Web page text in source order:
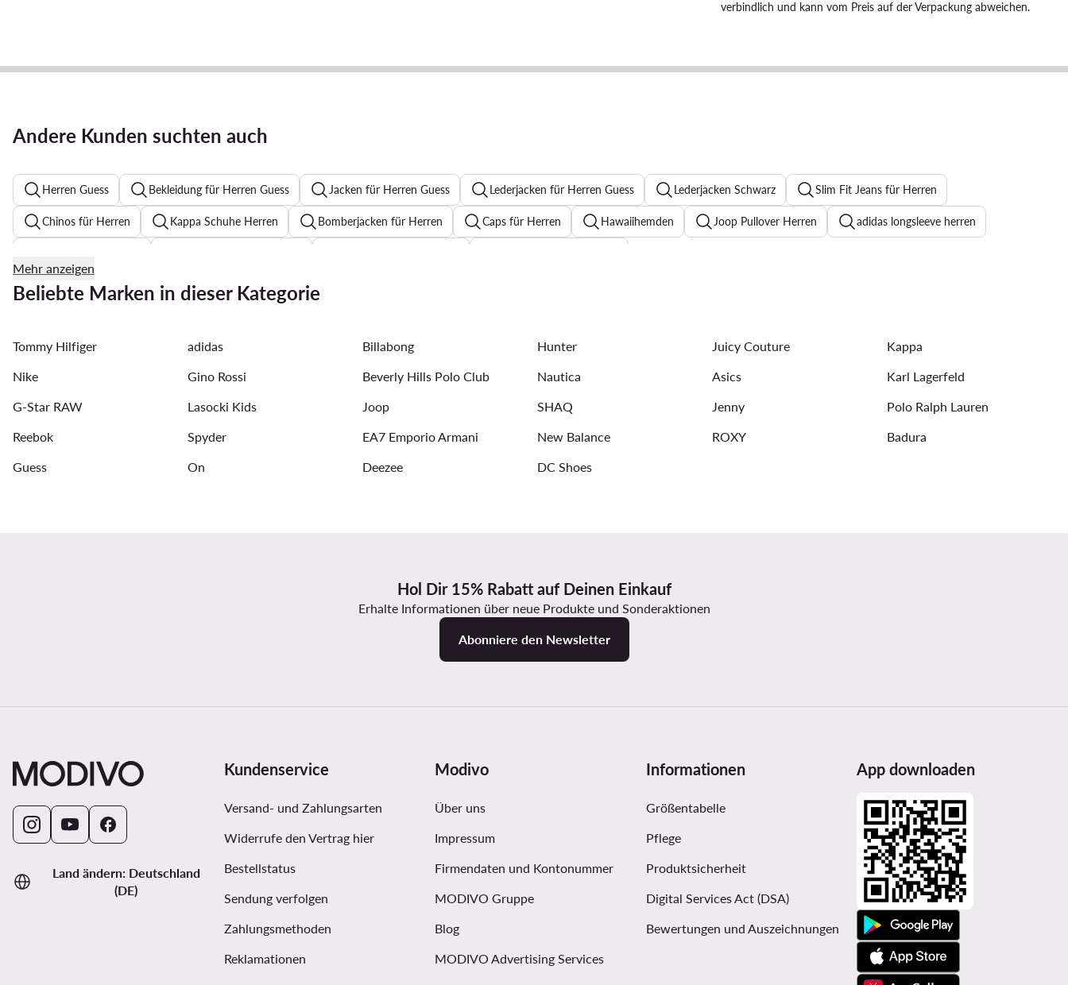
verbindlich und kann vom Preis auf der Verpackung abweichen.
Andere Kunden suchten auch
Herren Guess Bekleidung für Herren Guess Jacken für Herren Guess Lederjacken für Herren Guess Lederjacken Schwarz Slim Fit Jeans für Herren
Chinos für Herren Kappa Schuhe Herren Bomberjacken für Herren Caps für Herren Hawaiihemden Joop Pullover Herren adidas longsleeve herren
Tommy Hilfiger Poloshirts für Herren Krawatten
Reebok sneakers Herren Sneakers für Herren NB 740 Poloshirts für Herren DC Schuhe Herren
Mehr anzeigen
Beliebte Marken in dieser Kategorie
Tommy Hilfiger adidas Billabong Hunter Juicy Couture
Kappa
Nike
Gino Rossi Beverly Hills Polo Club Nautica Asics
Karl Lagerfeld
G-Star RAW
Lasocki Kids Joop SHAQ Jenny
Polo Ralph Lauren
Reebok
Spyder EA7 Emporio Armani New Balance ROXY
Badura
Guess
On Deezee DC Shoes
Hol Dir 15% Rabatt auf Deinen Einkauf
Erhalte Informationen über neue Produkte und Sonderaktionen
Abonniere den Newsletter
Land ändern: Deutschland
(DE)
Kundenservice
Versand- und Zahlungsarten
Widerrufe den Vertrag hier
Bestellstatus
Sendung verfolgen
Zahlungsmethoden
Reklamationen
Modivo
Über uns
Impressum
Firmendaten und Kontonummer
MODIVO Gruppe
Blog
MODIVO Advertising Services
Informationen
Größentabelle
Pflege
Produktsicherheit
Digital Services Act (DSA)
Bewertungen und Auszeichnungen
App downloaden